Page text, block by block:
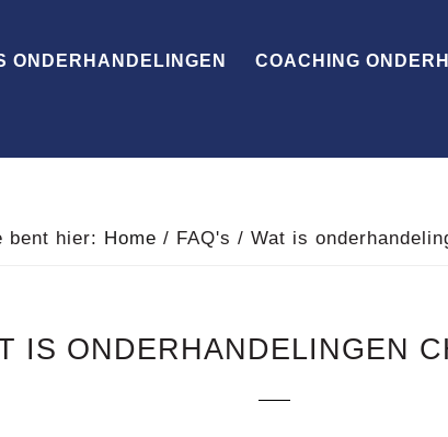
ONDERHANDELINGEN COACHING
bent hier: Home / FAQ's / Wat is
IS ONDERHANDELINGEN